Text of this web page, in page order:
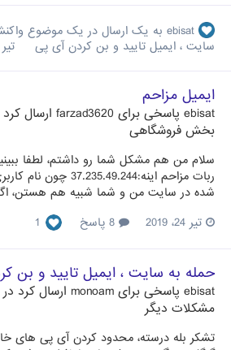
ebisat به یک ارسال در یک موضوع
سایت ، ایمیل تایید و بن کردن آی پی
تیر 25، 2019
ایمیل مزاحم
ebisat پاسخی برای farzad3620 ارسال
بخش فروشگاهی
سلام من هم مشکل شما رو داشتم، لطفا
ربات مزاحم
شده در سایت من و شما شبیه هم هستن،
تیر 24، 2019
1
حمله به سایت ، ایمیل تایید و بن
ebisat پاسخی برای monoam ارسال کرد
مشکلات دیگر
تشکر بله درسته، محدود کردن آی پی های